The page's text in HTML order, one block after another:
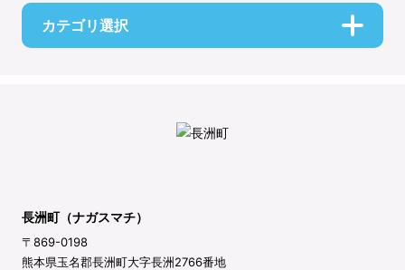
カテゴリ選択
長洲町（ナガスマチ）
〒869-0198
熊本県玉名郡長洲町大字長洲2766番地